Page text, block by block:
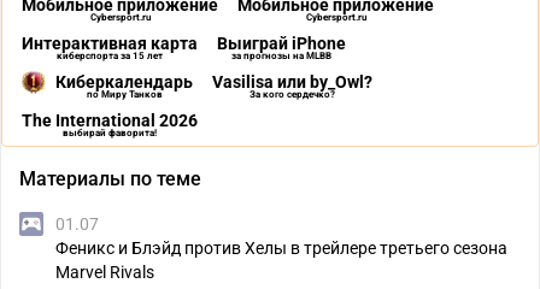
Мобильное приложение
Cybersport.ru
Мобильное приложение
Cybersport.ru
Интерактивная карта
киберспорта за 15 лет
Выиграй iPhone
за прогнозы на MLBB
Киберкалендарь
по Миру Танков
Vasilisa или by_Owl?
За кого сердечко?
The International 2026
выбирай фаворита!
Материалы по теме
01.07
Феникс и Блэйд против Хелы в трейлере третьего сезона
Marvel Rivals